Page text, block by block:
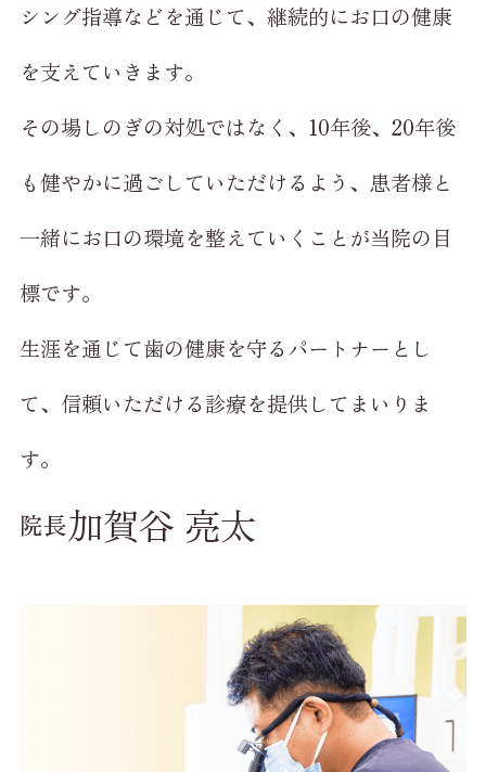
シング指導などを通じて、継続的にお口の健康
を支えていきます。
その場しのぎの対処ではなく、10年後、20年後
も健やかに過ごしていただけるよう、患者様と
一緒にお口の環境を整えていくことが当院の目
標です。
生涯を通じて歯の健康を守るパートナーとし
て、信頼いただける診療を提供してまいりま
す。
院長加賀谷 亮太